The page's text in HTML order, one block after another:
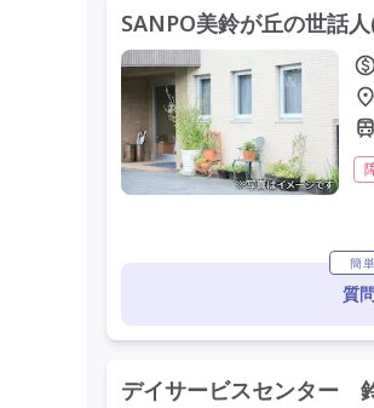
SANPO美鈴が丘の世話
簡
質
デイサービスセンター